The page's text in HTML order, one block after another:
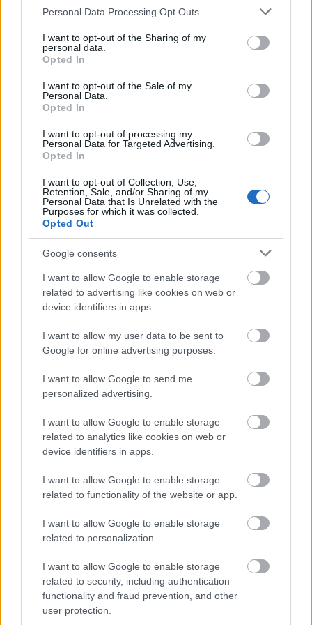
Please note that this website/app uses one or more Google
not limited to your visit or usage behaviour. You may click to
grant or deny consent to Google and its third-party tags to
use your data for below specified purposes in below Google
consent section.
Personal Data Processing Opt Outs
I want to opt-out of the Sharing of my
personal data.
Opted In
I want to opt-out of the Sale of my
Personal Data.
Opted In
I want to opt-out of processing my
Personal Data for Targeted Advertising.
Opted In
I want to opt-out of Collection, Use,
Retention, Sale, and/or Sharing of my
Personal Data that Is Unrelated with the
Purposes for which it was collected.
Opted Out
Google consents
I want to allow Google to enable storage
related to advertising like cookies on web or
device identifiers in apps.
I want to allow my user data to be sent to
Google for online advertising purposes.
I want to allow Google to send me
personalized advertising.
I want to allow Google to enable storage
related to analytics like cookies on web or
device identifiers in apps.
I want to allow Google to enable storage
related to functionality of the website or app.
I want to allow Google to enable storage
related to personalization.
I want to allow Google to enable storage
related to security, including authentication
functionality and fraud prevention, and other
user protection.
Συμπέρασμα
Το LinkedIn δεν είναι
ένα ζωντανό προφίλ που εξελίσσεται μαζί σου.
Επένδυσε χρόνο στη σωστή παρουσίαση του
επαγγελματική σου απήχηση!
ΑΣΕΠ: Πιστοποίηση Αγγλικών σε
μόνο 2 ημέρες στα χέρια σας
ΑΣΕΠ: Εξ αποστάσεως η πιο Εύκολη
Πιστοποίηση Υπολογιστών σε 2
Μάθε πρώτος όλες τις σημαντικές
Βάλε το proson.gr στα αποτελέσματα
αναζήτησης της Google
Δημοφιλείς Ειδήσεις